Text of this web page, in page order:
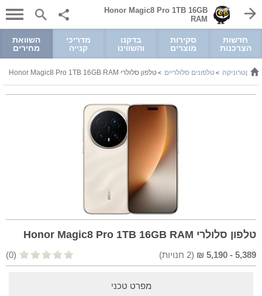
Honor Magic8 Pro 1TB 16GB
RAM
חדשות
הצרכנות
סקירות
מוצרים
בדקנו
והשווינו
מדריכי
קנייה
השוואת
מחירים
> טלפונים סלולריים >טלפון סלולרי Honor Magic8 Pro 1TB 16GB RAM
טלפון סלולרי Honor Magic8 Pro 1TB 16GB RAM
5,389
-
5,190
₪
(
2 חנויות) (0)
מפרט טכני